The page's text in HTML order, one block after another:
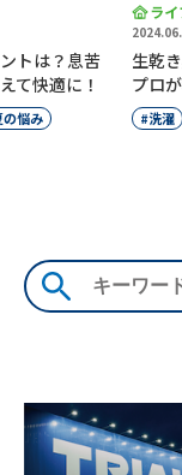
トは？息苦
て快適に！
の悩み
ラ
生乾
プロ
洗濯